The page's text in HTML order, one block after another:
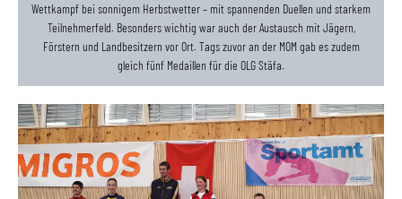
Wettkampf bei sonnigem Herbstwetter – mit spannenden Duellen und starkem
Teilnehmerfeld. Besonders wichtig war auch der Austausch mit Jägern,
Förstern und Landbesitzern vor Ort. Tags zuvor an der MOM gab es zudem
gleich fünf Medaillen für die OLG Stäfa.